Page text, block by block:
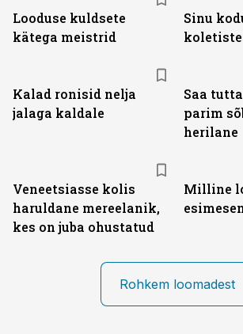
Looduse kuldsete
kätega meistrid
Sinu
Kalad ronisid nelja
jalaga kaldale
Saa
parim
herilane
Veneetsiasse kolis
haruldane mereelanik,
kes on juba ohustatud
Milline
Rohkem loomadest